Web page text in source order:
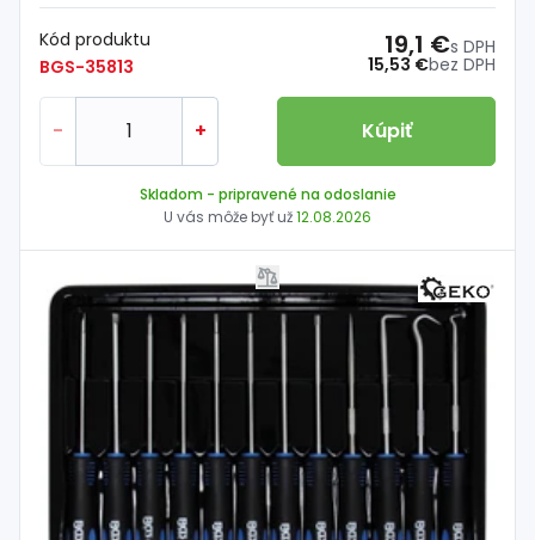
Kód produktu
BGS-35813
15,53 €bez DPH
19,1 €s DPH
- + Kúpiť
Skladom - pripravené na odoslanie
U vás môže byť už12.08.2026